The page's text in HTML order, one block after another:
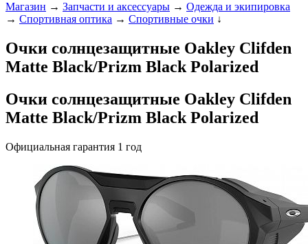
Магазин → Запчасти и аксессуары → Одежда и экипировка
→ Спортивная оптика → Спортивные очки ↓
Очки солнцезащитные Oakley Clifden
Matte Black/Prizm Black Polarized
Очки солнцезащитные Oakley Clifden
Matte Black/Prizm Black Polarized
Официальная гарантия 1 год